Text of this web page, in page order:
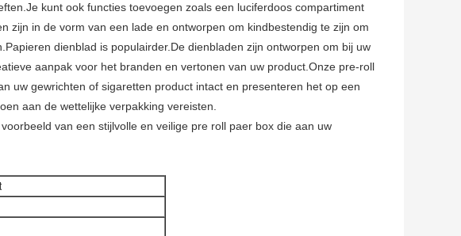
kunt ook functies toevoegen zoals een luciferdoos compartiment
zijn in de vorm van een lade en ontworpen om kindbestendig te zijn om
dienblad is populairder.De dienbladen zijn ontworpen om bij uw
aanpak voor het branden en vertonen van uw product.Onze pre-roll
uw gewrichten of sigaretten product intact en presenteren het op een
aan de wettelijke verpakking vereisten.
van een stijlvolle en veilige pre roll paer box die aan uw